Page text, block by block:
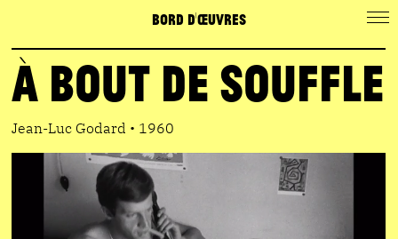
BORD D'ŒUVRES
À bout de Souffle
Jean-Luc Godard • 1960